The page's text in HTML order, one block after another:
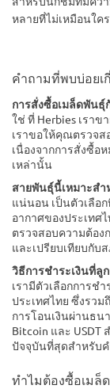
หลายที่ไม่เหมือนใค
คำถามที่พบบ่อยเ
การสั่งซื้อเมล็ดพันธุ์
ใช่ ที่ Herbies เรา
เราขอให้คุณตรวจ
เนื่องจากการสั่งซื้
เหล่านั้น
สายพันธุ์นี้เหมาะสำ
แน่นอน เป็นตัวเลือ
อากาศของประเทศ
ตรวจสอบความต้อ
และเปรียบเทียบกั
วิธีการชำระเงินที่ลู
เรามีตัวเลือกการช
ประเทศไทย ซึ่งรวม
การโอนเงินผ่านธน
Bitcoin และ USDT
ปัจจุบันที่สุดสำหรับ
ทำไมต้องซื้อเมล็